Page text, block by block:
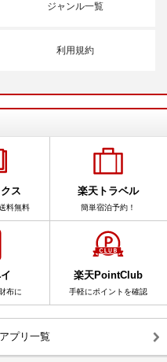
ジャンル一覧
利用規約
ス
料無料
楽天トラベル
簡単宿泊予約！
布に
楽天PointClub
手軽にポイントを確認
アプリ一覧